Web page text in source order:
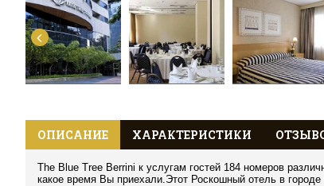
ОПИСАНИЕ ХАРАКТЕРИСТИКИ
The Blue Tree Berrini к услугам гостей 184 номеров
какое время Вы приехали.Этот Роскошный отель в городе